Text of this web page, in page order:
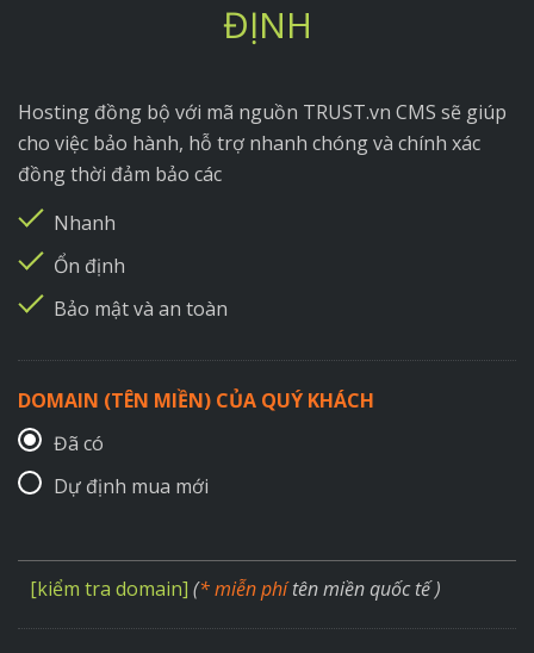
ĐỊNH
Hosting đồng bộ với mã nguồn TRUST.vn CMS sẽ giúp
cho việc bảo hành, hỗ trợ nhanh chóng và chính xác
đồng thời đảm bảo các
Nhanh
Ổn định
Bảo mật và an toàn
DOMAIN (TÊN MIỀN) CỦA QUÝ KHÁCH
Đã có
Dự định mua mới
[kiểm tra domain] (* miễn phítên miền quốc tế )